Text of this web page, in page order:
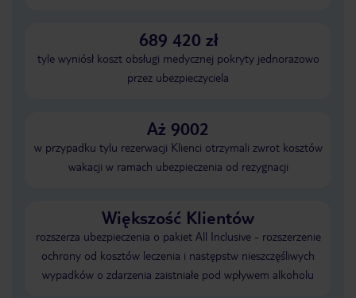
689 420 zł
tyle wyniósł koszt obsługi medycznej pokryty jednorazowo
przez ubezpieczyciela
Aż 9002
w przypadku tylu rezerwacji Klienci otrzymali zwrot kosztów
wakacji w ramach ubezpieczenia od rezygnacji
Większość Klientów
rozszerza ubezpieczenia o pakiet All Inclusive - rozszerzenie
ochrony od kosztów leczenia i następstw nieszczęśliwych
wypadków o zdarzenia zaistniałe pod wpływem alkoholu